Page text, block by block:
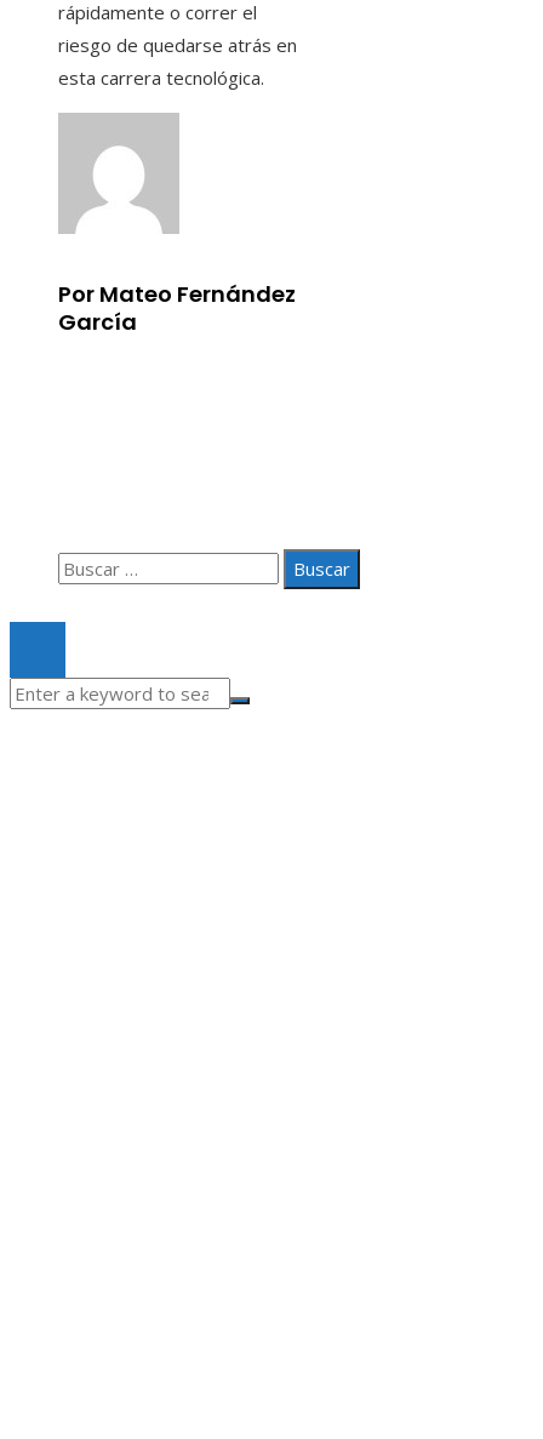
rápidamente o correr el
riesgo de quedarse atrás en
esta carrera tecnológica.
Por Mateo Fernández
García
Buscar: